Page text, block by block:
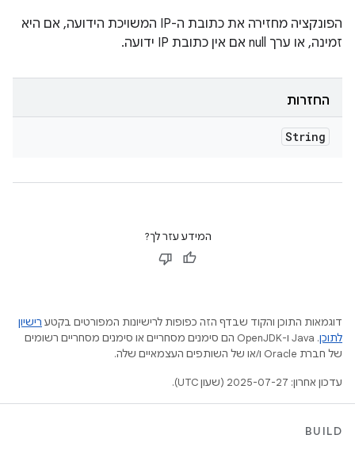
הפונקציה מחזירה את כתובת ה-IP המשויכת הידועה, אם היא
זמינה, או ערך null אם אין כתובת IP ידועה.
החזרות
String
המידע עזר לך?
דוגמאות התוכן והקוד שבדף הזה כפופות לרישיונות המפורטים בקטע רישיון
לתוכן
.‏ Java ו-OpenJDK הם סימנים מסחריים או סימנים מסחריים רשומים
של חברת Oracle ו/או של השותפים העצמאיים שלה.
עדכון אחרון: 2025-07-27 (שעון UTC).
BUILD